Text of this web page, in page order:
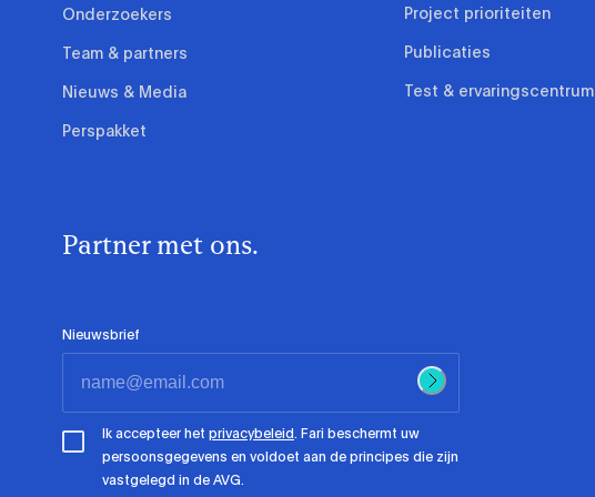
Partner met ons.
Nieuwsbrief
Ik accepteer het privacybeleid . Fari beschermt uw
persoonsgegevens en voldoet aan de principes die zijn
vastgelegd in de AVG.
Onderzoekers
Team & partners
Nieuws & Media
Perspakket
Project prioriteiten
Publicaties
Test & ervaringscentrum